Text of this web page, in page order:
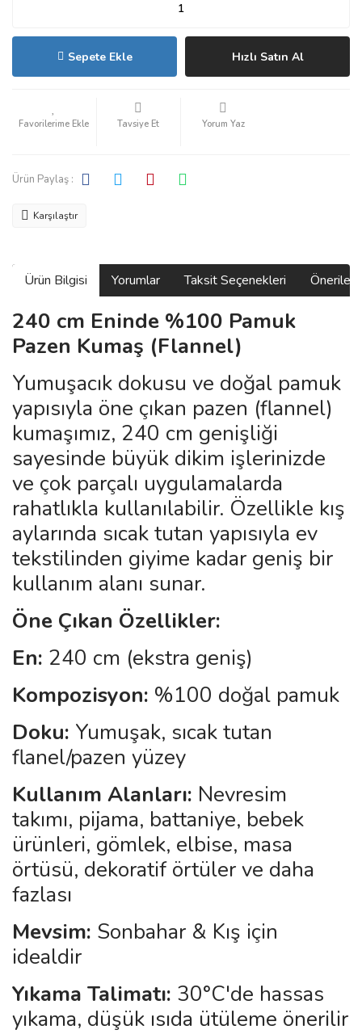
Sepete Ekle Hızlı Satın Al
Tavsiye Et Yorum Yaz
Ürün Paylaş :
Karşılaştır
Ürün Bilgisi Yorumlar Taksit Seçenekleri
240 cm Eninde %100 Pamuk
Pazen Kumaş (Flannel)
Yumuşacık dokusu ve doğal pamuk
yapısıyla öne çıkan pazen (flannel)
kumaşımız, 240 cm genişliği
sayesinde büyük dikim işlerinizde
ve çok parçalı uygulamalarda
rahatlıkla kullanılabilir. Özellikle kış
aylarında sıcak tutan yapısıyla ev
tekstilinden giyime kadar geniş bir
kullanım alanı sunar.
Öne Çıkan Özellikler:
En: 240 cm (ekstra geniş)
Kompozisyon: %100 doğal pamuk
Doku: Yumuşak, sıcak tutan
flanel/pazen yüzey
Kullanım Alanları: Nevresim
takımı, pijama, battaniye, bebek
ürünleri, gömlek, elbise, masa
örtüsü, dekoratif örtüler ve daha
fazlası
Mevsim: Sonbahar & Kış için
idealdir
Yıkama Talimatı: 30°C'de hassas
yıkama, düşük ısıda ütüleme önerilir